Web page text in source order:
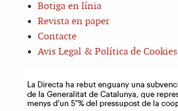
Botiga en línia
Revista en paper
Contacte
Avis Legal & Política de Cookies